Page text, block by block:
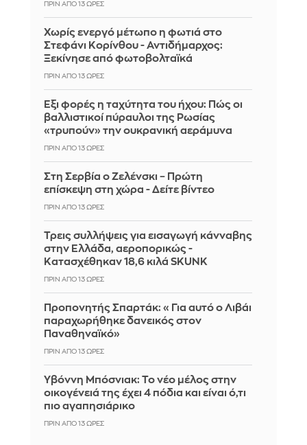
ΠΡΙΝ ΑΠΌ 13 ΏΡΕΣ
Χωρίς ενεργό μέτωπο η φωτιά στο
Στεφάνι Κορίνθου - Αντιδήμαρχος:
Ξεκίνησε από φωτοβολταϊκά
ΠΡΙΝ ΑΠΌ 13 ΏΡΕΣ
Έξι φορές η ταχύτητα του ήχου: Πώς οι
βαλλιστικοί πύραυλοι της Ρωσίας
«τρυπούν» την ουκρανική αεράμυνα
ΠΡΙΝ ΑΠΌ 13 ΏΡΕΣ
Στη Σερβία ο Ζελένσκι – Πρώτη
επίσκεψη στη χώρα - Δείτε βίντεο
ΠΡΙΝ ΑΠΌ 13 ΏΡΕΣ
Τρεις συλλήψεις για εισαγωγή κάνναβης
στην Ελλάδα, αεροπορικώς -
Κατασχέθηκαν 18,6 κιλά SKUNK
ΠΡΙΝ ΑΠΌ 13 ΏΡΕΣ
Προπονητής Σπαρτάκ: «Για αυτό ο Λιβάι
παραχωρήθηκε δανεικός στον
Παναθηναϊκό»
ΠΡΙΝ ΑΠΌ 13 ΏΡΕΣ
Υβόννη Μπόσνιακ: Το νέο μέλος στην
οικογένειά της έχει 4 πόδια και είναι ό,τι
πιο αγαπησιάρικο
ΠΡΙΝ ΑΠΌ 13 ΏΡΕΣ